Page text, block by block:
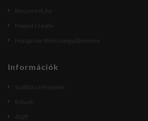
Beszerzek.hu
Maped Creativ
Hungarian Web Linkgyűjtemény
Információk
Szállítási feltételek
Rólunk
ÁSZF